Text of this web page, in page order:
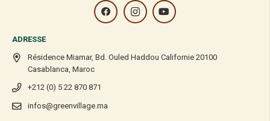
ADRESSE
Résidence Miamar, Bd. Ouled Haddou Californie 20100
Casablanca, Maroc
+212 (0) 5 22 870 871
infos@greenvillage.ma